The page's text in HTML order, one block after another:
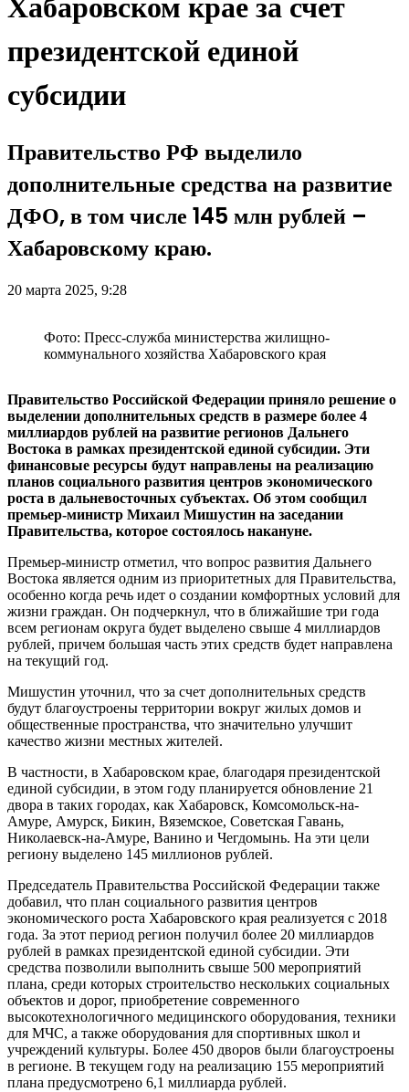
президентской единой
субсидии
Правительство РФ выделило
дополнительные средства на развитие
ДФО, в том числе 145 млн рублей –
Хабаровскому краю.
20 марта 2025, 9:28
Фото: Пресс-служба министерства жилищно-
коммунального хозяйства Хабаровского края
Правительство Российской Федерации приняло решение о
выделении дополнительных средств в размере более 4
миллиардов рублей на развитие регионов Дальнего
Востока в рамках президентской единой субсидии. Эти
финансовые ресурсы будут направлены на реализацию
планов социального развития центров экономического
роста в дальневосточных субъектах. Об этом сообщил
премьер-министр Михаил Мишустин на заседании
Правительства, которое состоялось накануне.
Премьер-министр отметил, что вопрос развития Дальнего
Востока является одним из приоритетных для Правительства,
особенно когда речь идет о создании комфортных условий для
жизни граждан. Он подчеркнул, что в ближайшие три года
всем регионам округа будет выделено свыше 4 миллиардов
рублей, причем большая часть этих средств будет направлена
на текущий год.
Мишустин уточнил, что за счет дополнительных средств
будут благоустроены территории вокруг жилых домов и
общественные пространства, что значительно улучшит
качество жизни местных жителей.
В частности, в Хабаровском крае, благодаря президентской
единой субсидии, в этом году планируется обновление 21
двора в таких городах, как Хабаровск, Комсомольск-на-
Амуре, Амурск, Бикин, Вяземское, Советская Гавань,
Николаевск-на-Амуре, Ванино и Чегдомынь. На эти цели
региону выделено 145 миллионов рублей.
Председатель Правительства Российской Федерации также
добавил, что план социального развития центров
экономического роста Хабаровского края реализуется с 2018
года. За этот период регион получил более 20 миллиардов
рублей в рамках президентской единой субсидии. Эти
средства позволили выполнить свыше 500 мероприятий
плана, среди которых строительство нескольких социальных
объектов и дорог, приобретение современного
высокотехнологичного медицинского оборудования, техники
для МЧС, а также оборудования для спортивных школ и
учреждений культуры. Более 450 дворов были благоустроены
в регионе. В текущем году на реализацию 155 мероприятий
плана предусмотрено 6,1 миллиарда рублей.